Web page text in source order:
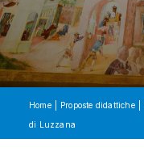
Home Proposte didattiche
di Luzzana